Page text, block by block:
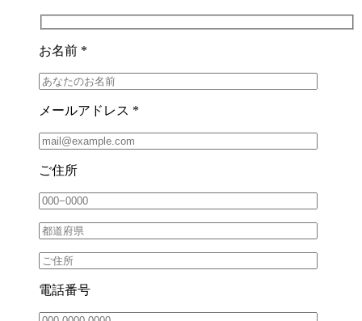
お名前 *
メールアドレス *
ご住所
電話番号